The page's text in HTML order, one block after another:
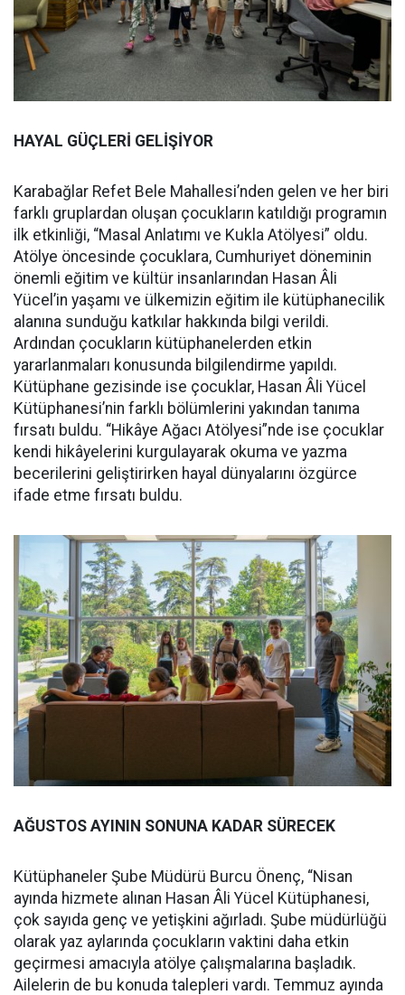
HAYAL GÜÇLERİ GELİŞİYOR
Karabağlar Refet Bele Mahallesi’nden gelen ve her biri
farklı gruplardan oluşan çocukların katıldığı programın
ilk etkinliği, “Masal Anlatımı ve Kukla Atölyesi” oldu.
Atölye öncesinde çocuklara, Cumhuriyet döneminin
önemli eğitim ve kültür insanlarından Hasan Âli
Yücel’in yaşamı ve ülkemizin eğitim ile kütüphanecilik
alanına sunduğu katkılar hakkında bilgi verildi.
Ardından çocukların kütüphanelerden etkin
yararlanmaları konusunda bilgilendirme yapıldı.
Kütüphane gezisinde ise çocuklar, Hasan Âli Yücel
Kütüphanesi’nin farklı bölümlerini yakından tanıma
fırsatı buldu. “Hikâye Ağacı Atölyesi”nde ise çocuklar
kendi hikâyelerini kurgulayarak okuma ve yazma
becerilerini geliştirirken hayal dünyalarını özgürce
ifade etme fırsatı buldu.
AĞUSTOS AYININ SONUNA KADAR SÜRECEK
Kütüphaneler Şube Müdürü Burcu Önenç, “Nisan
ayında hizmete alınan Hasan Âli Yücel Kütüphanesi,
çok sayıda genç ve yetişkini ağırladı. Şube müdürlüğü
olarak yaz aylarında çocukların vaktini daha etkin
geçirmesi amacıyla atölye çalışmalarına başladık.
Ailelerin de bu konuda talepleri vardı. Temmuz ayında